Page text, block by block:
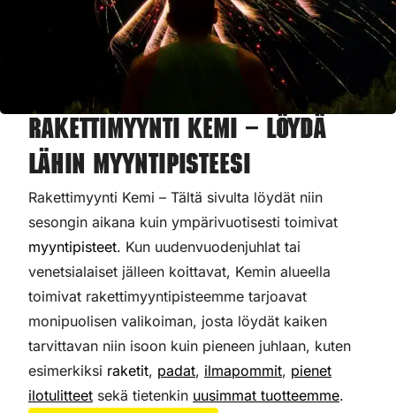
Rakettimyynti Kemi – Löydä
lähin myyntipisteesi
Rakettimyynti Kemi – Tältä sivulta löydät niin
sesongin aikana kuin ympärivuotisesti toimivat
myyntipisteet. Kun uudenvuodenjuhlat tai
venetsialaiset jälleen koittavat, Kemin alueella
toimivat rakettimyyntipisteemme tarjoavat
monipuolisen valikoiman, josta löydät kaiken
tarvittavan niin isoon kuin pieneen juhlaan, kuten
esimerkiksi raketit, padat, ilmapommit, pienet
ilotulitteet sekä tietenkin uusimmat tuotteemme.